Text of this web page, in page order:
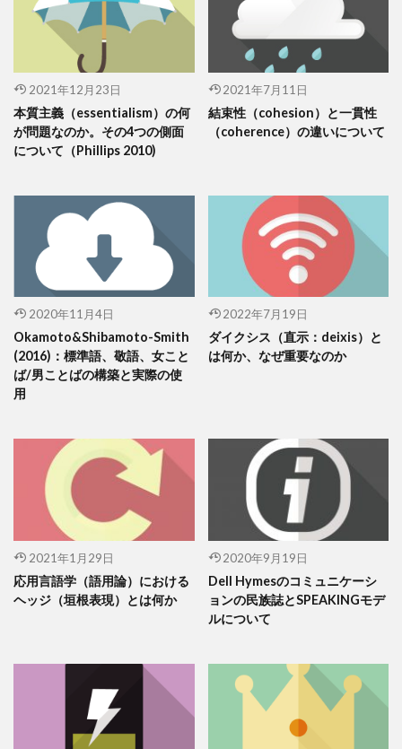
2021年12月23日
本質主義（essentialism）の何
が問題なのか。その4つの側面
について（Phillips 2010)
2021年7月11日
結束性（cohesion）と一貫性
（coherence）の違いについて
2020年11月4日
Okamoto&Shibamoto-Smith
(2016)：標準語、敬語、女こと
ば/男ことばの構築と実際の使
用
2022年7月19日
ダイクシス（直示：deixis）と
は何か、なぜ重要なのか
2021年1月29日
応用言語学（語用論）における
ヘッジ（垣根表現）とは何か
2020年9月19日
Dell Hymesのコミュニケーシ
ョンの民族誌とSPEAKINGモデ
ルについて